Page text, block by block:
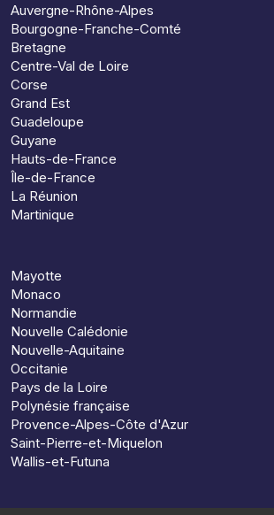
Auvergne-Rhône-Alpes
Bourgogne-Franche-Comté
Bretagne
Centre-Val de Loire
Corse
Grand Est
Guadeloupe
Guyane
Hauts-de-France
Île-de-France
La Réunion
Martinique
Mayotte
Monaco
Normandie
Nouvelle Calédonie
Nouvelle-Aquitaine
Occitanie
Pays de la Loire
Polynésie française
Provence-Alpes-Côte d'Azur
Saint-Pierre-et-Miquelon
Wallis-et-Futuna